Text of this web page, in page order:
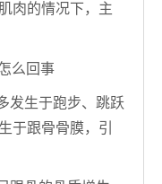
肉的情况下，主
发生于跑步、跳跃
于跟骨骨膜，引